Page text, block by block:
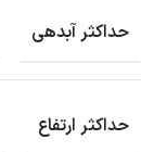
حداکثر آبدهی
حداکثر ارتفاع